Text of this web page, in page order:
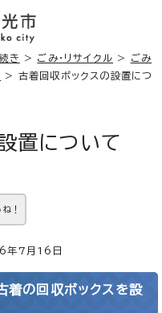
き > ごみ・リサイクル >
ごみ
> 古着回収ボックスの設置につ
置について
！
7月16日
着の回収ボックスを設